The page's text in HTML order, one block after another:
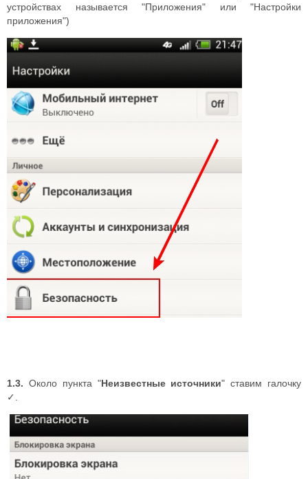
устройствах называется "Приложения" или "Настройки
приложения")
1.3. Около пункта "Неизвестные источники" ставим галочку
✓.